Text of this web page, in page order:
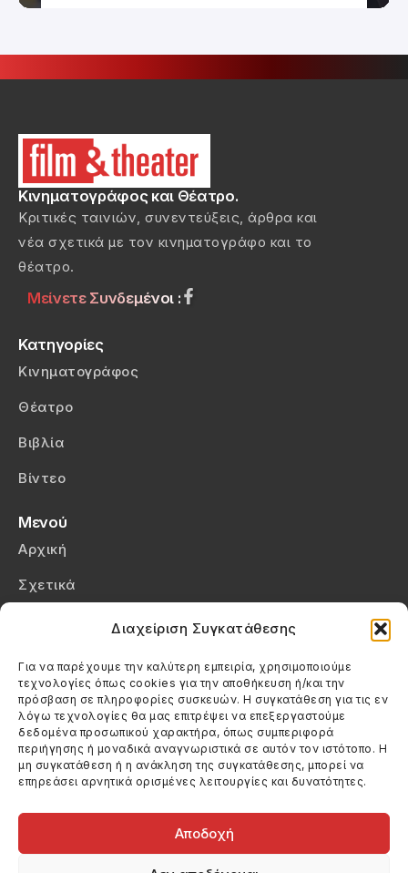
Διαχείριση Συγκατάθεσης
Για να παρέχουμε την καλύτερη εμπειρία, χρησιμοποιούμε
τεχνολογίες όπως cookies για την αποθήκευση ή/και την
πρόσβαση σε πληροφορίες συσκευών. Η συγκατάθεση για τις εν
λόγω τεχνολογίες θα μας επιτρέψει να επεξεργαστούμε
δεδομένα προσωπικού χαρακτήρα, όπως συμπεριφορά
περιήγησης ή μοναδικά αναγνωριστικά σε αυτόν τον ιστότοπο. Η
μη συγκατάθεση ή η ανάκληση της συγκατάθεσης, μπορεί να
επηρεάσει αρνητικά ορισμένες λειτουργίες και δυνατότητες.
Αποδοχή
Κινηματογράφος και Θέατρο.
Κριτικές ταινιών, συνεντεύξεις, άρθρα και
νέα σχετικά με τον κινηματογράφο και το
θέατρο.
Μείνετε Συνδεμένοι :
Κατηγορίες
Κινηματογράφος
Θέατρο
Βιβλία
Βίντεο
Μενού
Αρχική
Σχετικά
Πολιτική Cookies (ΕΕ)
Στοιχεία Επικοινωνίας
Καλεσέ μας
(+30) 6974123481
Στείλε μας email
info@filmandtheater.gr